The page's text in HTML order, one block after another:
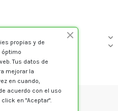
propias y de
óptimo
Tus datos de
mejorar la
en cuando,
acuerdo con el uso
en "Aceptar".